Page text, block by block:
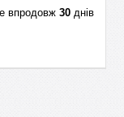
впродовж 30днів